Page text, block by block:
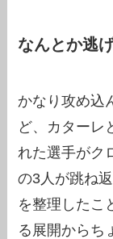
なんとか逃
かなり攻め込
ど、カターレ
れた選手がク
の3人が跳ね
を整理したこ
る展開からち